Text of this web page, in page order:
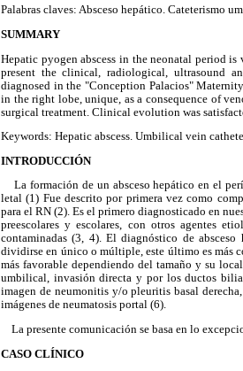
Palabras claves: Absceso hepático. Cateterismo
SUMMARY
Hepatic pyogen abscess in the neonatal period is
present the clinical, radiological, ultrasound
diagnosed in the "Conception Palacios"
in the right lobe, unique, as a consequence of
surgical treatment. Clinical evolution was
Keywords: Hepatic abscess. Umbilical vein
INTRODUCCIÓN
La formación de un absceso hepático en el
letal (1) Fue descrito por primera vez como
para el RN (2). Es el primero diagnosticado en
preescolares y escolares, con otros agentes
contaminadas (3, 4). El diagnóstico de
dividirse en único o múltiple, este último es más
más favorable dependiendo del tamaño y su
umbilical, invasión directa y por los ductos
imagen de neumonitis y/o pleuritis basal
imágenes de neumatosis portal (6).
La presente comunicación se basa en lo
CASO CLÍNICO